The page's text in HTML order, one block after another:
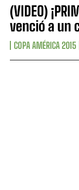
(VIDEO)
venció a un
COPA AMÉRICA 2015